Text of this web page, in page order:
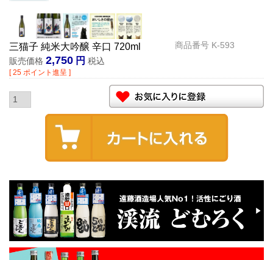
三猫子 純米大吟醸 辛口 720ml 商品番号 K-593
販売価格 2,750 税込
[ 25 ポイント進呈 ]